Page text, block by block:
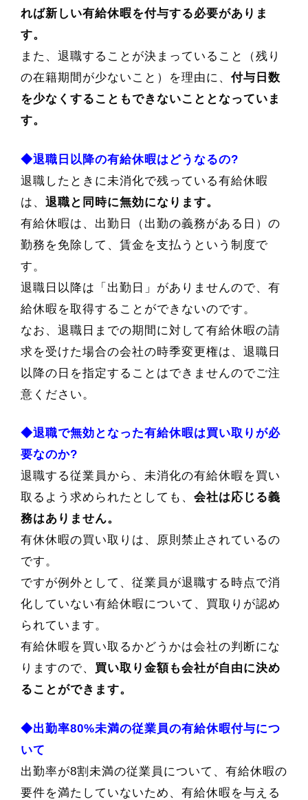
れば新しい有給休暇を付与する必要がありま
す。
また、退職することが決まっていること（残り
の在籍期間が少ないこと）を理由に、付与日数
を少なくすることもできないこととなっていま
す。
◆退職日以降の有給休暇はどうなるの?
退職したときに未消化で残っている有給休暇
は、 退職と同時に無効になります。
有給休暇は、出勤日（出勤の義務がある日）の
勤務を免除して、賃金を支払うという制度で
す。
退職日以降は「出勤日」がありませんので、有
給休暇を取得することができないのです。
なお、退職日までの期間に対して有給休暇の請
求を受けた場合の会社の時季変更権は、退職日
以降の日を指定することはできませんのでご注
意ください。
◆退職で無効となった有給休暇は買い取りが必
要なのか?
退職する従業員から、未消化の有給休暇を買い
取るよう求められたとしても、 会社は応じる義
務はありません。
有休休暇の買い取りは、原則禁止されているの
です。
ですが例外として、従業員が退職する時点で消
化していない有給休暇について、買取りが認め
られています。
有給休暇を買い取るかどうかは会社の判断にな
りますので、 買い取り金額も会社が自由に決め
ることができます。
◆出勤率80%未満の従業員の有給休暇付与につ
いて
出勤率が8割未満の従業員について、有給休暇の
要件を満たしていないため、有給休暇を与える